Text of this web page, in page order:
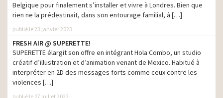
Essilor Eyezen – Le verre
conçu pour la vie
connectée
production
Quick – On n’en fait jamais
trop pour les enfants
Carte Noire – Le baiser
production
Essilor Varilux – Le Héros
Moderne
Belgique pour finalement s’installer et vivre à Londres. Bien que
rien ne la prédestinait, dans son entourage familial, à […]
publié le 23 janvier 2023
FRESH AIR @ SUPERETTE!
SUPERETTE élargit son offre en intégrant Hola Combo, un studio
créatif d’illustration et d’animation venant de Mexico. Habitué à
interpréter en 2D des messages forts comme ceux contre les
violences […]
publié le 27 juillet 2022